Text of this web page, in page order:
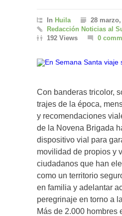
In Huila
28 marzo,
Redacción Noticias al
192 Views
0
Con banderas tricolor,
trajes de la época,
y recomendaciones
de la Novena Brigada
dispositivo vial para
movilidad de propios y
ciudadanos que han
como un territorio
en familia y adelantar
peregrinaje en torno a
Más de 2.000 hombres